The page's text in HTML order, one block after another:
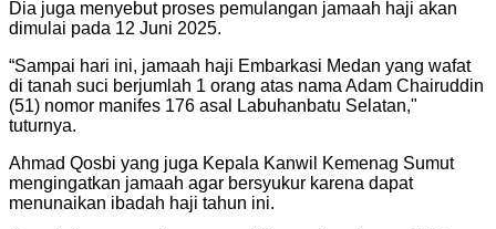
Dia juga menyebut proses pemulangan jamaah haji akan
dimulai pada 12 Juni 2025.
“Sampai hari ini, jamaah haji Embarkasi Medan yang wafat
di tanah suci berjumlah 1 orang atas nama Adam Chairuddin
(51) nomor manifes 176 asal Labuhanbatu Selatan,"
tuturnya.
Ahmad Qosbi yang juga Kepala Kanwil Kemenag Sumut
mengingatkan jamaah agar bersyukur karena dapat
menunaikan ibadah haji tahun ini.